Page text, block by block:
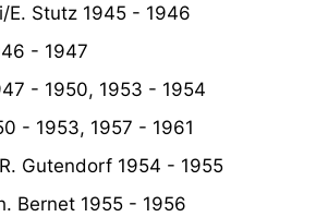
E. Stutz 1945 - 1946
- 1947
- 1950, 1953 - 1954
- 1953, 1957 - 1961
Gutendorf 1954 - 1955
Bernet 1955 - 1956